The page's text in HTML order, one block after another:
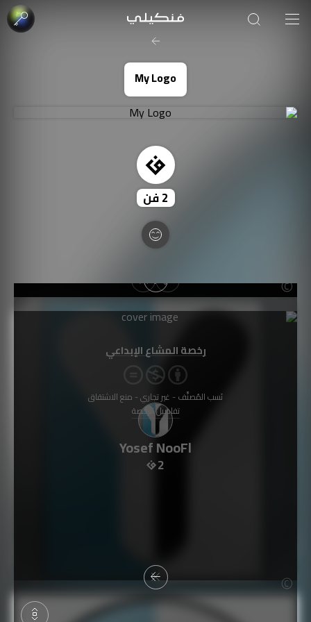
My Logo
2فن
Yosef NooFl
2
رخصة المشاع الإبداعي
نَسب المُصنَّف - غير تجاري - منع الاشتقاق
تفاصيل الرخصة
صورة الغلاف من فن
SOUFIANE Abid